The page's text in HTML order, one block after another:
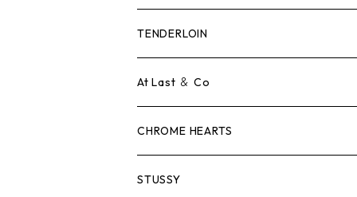
Tシャツ
ロンTEE
スウェット/ニット
シャツ
TENDERLOIN
Tシャツ
ロンTEE
スウェット/ニット
At Last ＆ Co
Tシャツ
ロンTEE
CHROME HEARTS
Tシャツ
STUSSY